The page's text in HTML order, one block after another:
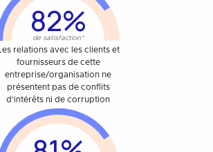
82%
de satisfaction*
Les relations avec les clients et
fournisseurs de cette
entreprise/organisation ne
présentent pas de conflits
d’intérêts ni de corruption